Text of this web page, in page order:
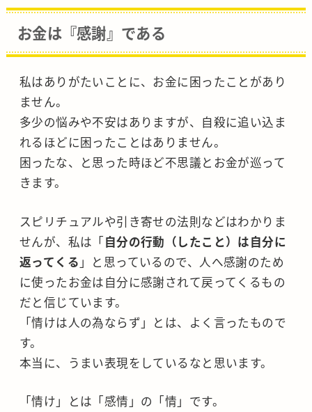
お金は『感謝』である
私はありがたいことに、お金に困ったことがあり
ません。
多少の悩みや不安はありますが、自殺に追い込ま
れるほどに困ったことはありません。
困ったな、と思った時ほど不思議とお金が巡って
きます。
スピリチュアルや引き寄せの法則などはわかりま
せんが、私は「自分の行動（したこと）は自分に
返ってくる 」と思っているので、人へ感謝のため
に使ったお金は自分に感謝されて戻ってくるもの
だと信じています。
「情けは人の為ならず」とは、よく言ったもので
す。
本当に、うまい表現をしているなと思います。
「情け」とは「感情」の「情」です。